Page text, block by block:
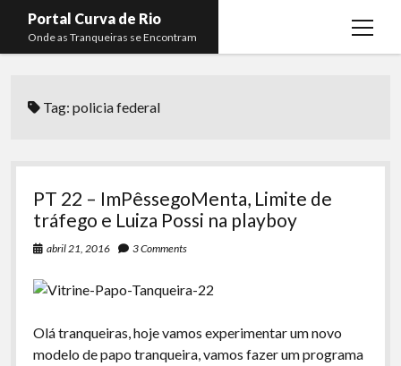
Portal Curva de Rio
Onde as Tranqueiras se Encontram
open
menu
Curva de Rio
Komos
La Siesta Podcast
Arquivo CDR
Membros
Lucas Oliveira
Kaique Xavier
Tag:policia federal
PT 22 – ImPêssegoMenta, Limite de
tráfego e Luiza Possi na playboy
abril 21, 2016 3 Comments
Olá tranqueiras, hoje vamos experimentar um novo
modelo de papo tranqueira, vamos fazer um programa